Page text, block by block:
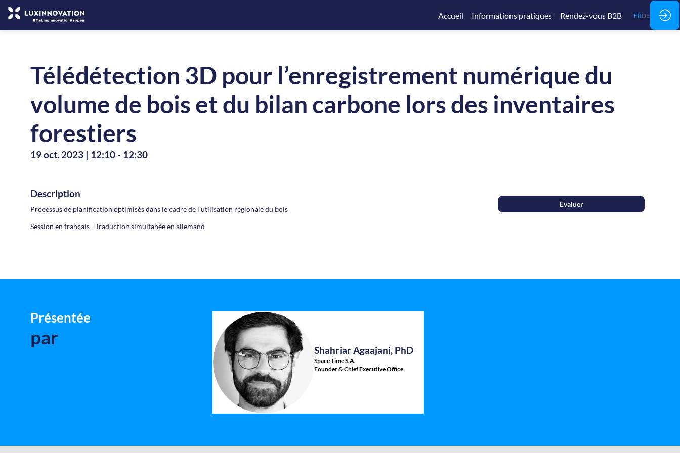
Accueil Informations pratiques Rendez-vous B2B FRDE
Télédétection 3D pour l’enregistrement numérique du
volume de bois et du bilan carbone lors des inventaires
forestiers
19 oct. 2023 12:10 - 12:30
Evaluer
Description
Processus de planification optimisés dans le cadre de l’utilisation régionale du bois
Session en français - Traduction simultanée en allemand
Présentée
par
SAP
ShahriarAgaajani, PhD
Space Time S.A.
Founder & Chief Executive Office